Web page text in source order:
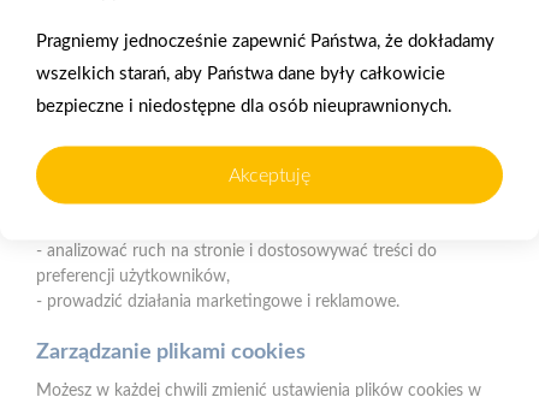
telefoniczne
na terenie całej Polski
ul. Św. Ducha 12, 88-320 Strzelno (parking, plac składowy,
magazyn - wjazd od ul. Michelsona 19)
E-mail:biuro@psbstrzelno.pl
Pragniemy jednocześnie zapewnić Państwa, że dokładamy
wszelkich starań, aby Państwa dane były całkowicie
bezpieczne i niedostępne dla osób nieuprawnionych.
Akceptuję
użytkownika (komputerze, tablecie, smartfonie) podczas
odczytywane przez nasz system oraz systemy zaufanych
partnerów, np. dostawców narzędzi analitycznych.
Do czego wykorzystujemy pliki cookies?
Pliki cookies pomagają nam:
- analizować ruch na stronie i dostosowywać treści do
preferencji użytkowników,
- prowadzić działania marketingowe i reklamowe.
Zarządzanie plikami cookies
Możesz w każdej chwili zmienić ustawienia plików cookies w